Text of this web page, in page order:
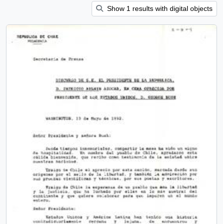
Show 1 results with digital objects